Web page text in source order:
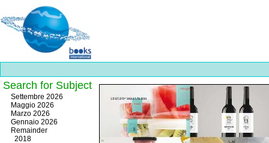
Best
slots
online
https://onlineslots.money/
Search for Subject
Settembre 2026
Maggio 2026
Marzo 2026
Gennaio 2026
Remainder
2018